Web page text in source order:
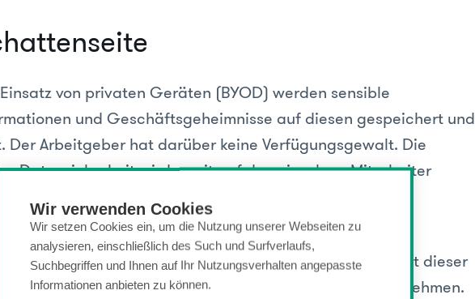
Wir verwenden Cookies
Wir setzen Cookies ein, um die Nutzung unserer Webseiten zu
analysieren, einschließlich des Such und Surfverlaufs,
Suchbegriffen und Ihnen auf Ihr Nutzungsverhalten angepasste
Informationen anbieten zu können.
von privaten Geräten (BYOD) werden sensible
und Geschäftsgeheimnisse auf diesen gespeichert und
Der Arbeitgeber hat darüber keine Verfügungsgewalt. Die
Datensicherheit wird somit auf den einzelnen Mitarbeiter
Richtlinien des Arbeitgebers besteht die Gefahr, dass
ihre Geräte eigenmächtig einsetzen. Folglich bedeutet dieser
Einsatz ein Sicherheits- und Haftungsrisiko für Unternehmen.